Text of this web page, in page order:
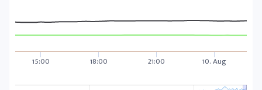
15:00 18:00 21:00 10. Aug